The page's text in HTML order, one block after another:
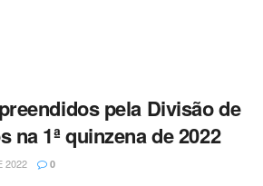
pela Divisão de
na 1ª quinzena de 2022
2022 0